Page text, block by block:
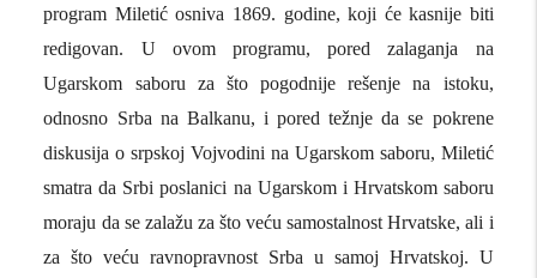
program Miletić osniva 1869. godine, koji će kasnije biti
redigovan. U ovom programu, pored zalaganja na
Ugarskom saboru za što pogodnije rešenje na istoku,
odnosno Srba na Balkanu, i pored težnje da se pokrene
diskusija o srpskoj Vojvodini na Ugarskom saboru, Miletić
smatra da Srbi poslanici na Ugarskom i Hrvatskom saboru
moraju da se zalažu za što veću samostalnost Hrvatske, ali i
za što veću ravnopravnost Srba u samoj Hrvatskoj. U